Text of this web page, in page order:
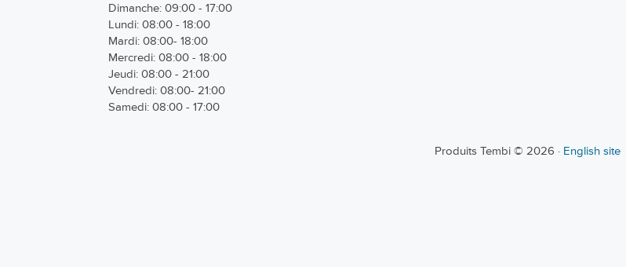
Dimanche: 09:00 - 17:00
Lundi: 08:00 - 18:00
Mardi: 08:00- 18:00
Mercredi: 08:00 - 18:00
Jeudi: 08:00 - 21:00
Vendredi: 08:00- 21:00
Samedi: 08:00 - 17:00
Produits Tembi © 2026 · English site